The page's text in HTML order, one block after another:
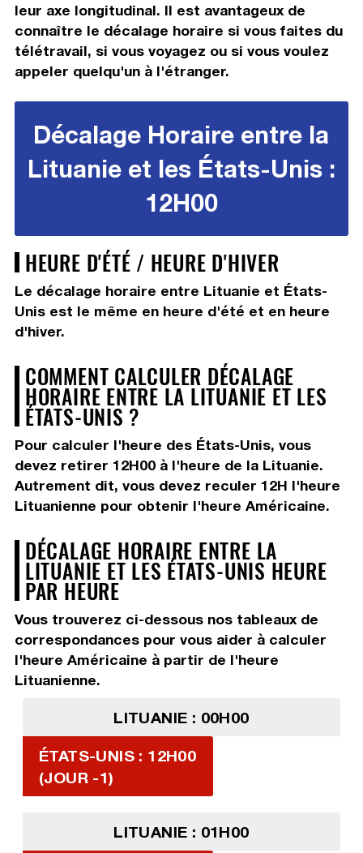
leur axe longitudinal. Il est avantageux de
connaître le décalage horaire si vous faites du
télétravail, si vous voyagez ou si vous voulez
appeler quelqu'un à l'étranger.
Décalage Horaire entre la
Lituanie et les États-Unis :
12H00
HEURE D'ÉTÉ / HEURE D'HIVER
Le décalage horaire entre Lituanie et États-
Unis est le même en heure d'été et en heure
d'hiver.
COMMENT CALCULER DÉCALAGE
HORAIRE ENTRE LA LITUANIE ET LES
ÉTATS-UNIS ?
Pour calculer l'heure des États-Unis, vous
devez retirer 12H00à l'heure de la Lituanie.
Autrement dit, vous devez reculer 12H l'heure
Lituanienne pour obtenir l'heure Américaine.
DÉCALAGE HORAIRE ENTRE LA
LITUANIE ET LES ÉTATS-UNIS HEURE
PAR HEURE
Vous trouverez ci-dessous nos tableaux de
correspondances pour vous aider à calculer
l'heure Américaine à partir de l'heure
Lituanienne.
LITUANIE : 00H00
ÉTATS-UNIS : 12H00
(JOUR -1)
LITUANIE : 01H00